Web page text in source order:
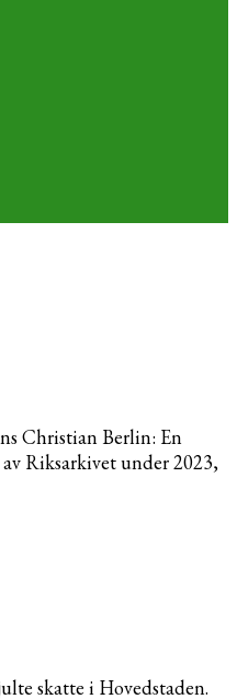
Christian Berlin: En
Riksarkivet under 2023,
skatte i Hovedstaden.